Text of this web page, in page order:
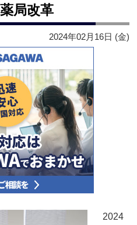
局改革
2024年02月16日 (金)
2024